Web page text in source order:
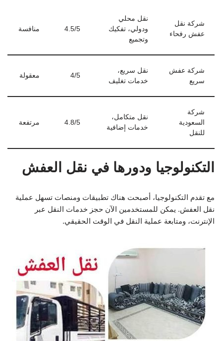
شركة نقل
عفش رفحاء
نقل محلي
ودولي، تفكيك
وتجميع
4.5/5 منافسة
شركة عفش
سريع
نقل سريع،
خدمات تغليف
4/5 معقولة
شركة
السعودية
للنقل
نقل متكامل،
خدمات إضافية
4.8/5 مرتفعة
التكنولوجيا ودورها في نقل العفش
مع تقدم التكنولوجيا، أصبحت هناك تطبيقات ومنصات تسهل عملية
نقل العفش. يمكن للمستخدمين الآن حجز خدمات النقل عبر
الإنترنت، ومتابعة عملية النقل في الوقت الحقيقي.